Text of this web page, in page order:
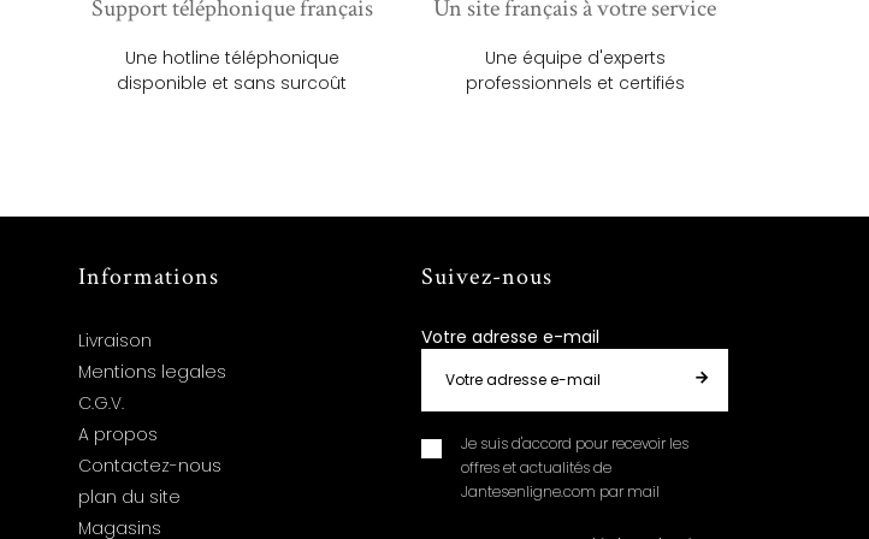
Support téléphonique français
Une hotline téléphonique
disponible et sans surcoût
Un site français à votre service
Une équipe d'experts
professionnels et certifiés
Informations
Livraison
Mentions legales
C.G.V.
A propos
Contactez-nous
plan du site
Magasins
Suivez-nous
Votre adresse e-mail
Je suis d'accord pour recevoir les
offres et actualités de
Jantesenligne.com par mail